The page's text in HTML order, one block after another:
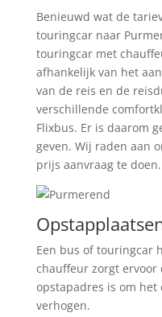
Benieuwd wat de
touringcar naar
touringcar met
afhankelijk van het
van de reis en de
verschillende
Flixbus. Er is daarom
geven. Wij raden aan
prijs aanvraag te doen.
Een bus of touringcar
chauffeur zorgt
opstapadres is om
verhogen.